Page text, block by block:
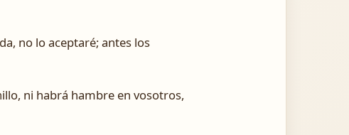
no lo aceptaré; antes los
ni habrá hambre en vosotros,